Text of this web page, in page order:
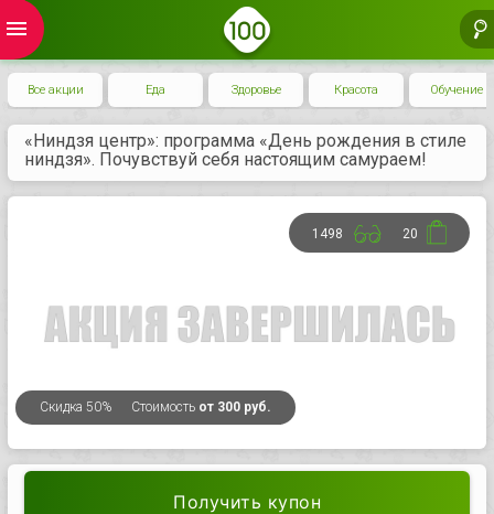
menu
Все акции Еда Здоровье Красота Обучение
«Ниндзя центр»: программа «День рождения в стиле
ниндзя». Почувствуй себя настоящим самураем!
Скидка 50% Стоимость от 300 руб.
1498 20
Получить купон